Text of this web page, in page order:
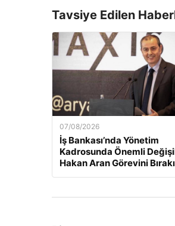
Tavsiye Edilen
07/08/2026
İş Bankası’nda Yönetim
Kadrosunda Önemli
Hakan Aran Görevini